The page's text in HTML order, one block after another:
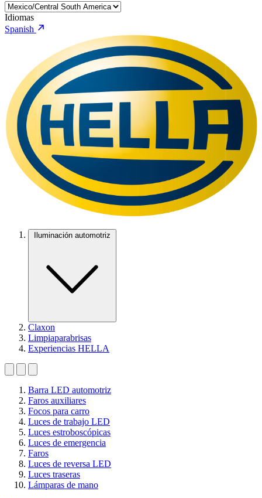
Idiomas
Spanish
Iluminación automotriz
Claxon
Limpiaparabrisas
Experiencias HELLA
Barra LED automotriz
Faros auxiliares
Focos para carro
Luces de trabajo LED
Luces estroboscópicas
Luces de emergencia
Faros
Luces de reversa LED
Luces traseras
Lámparas de mano